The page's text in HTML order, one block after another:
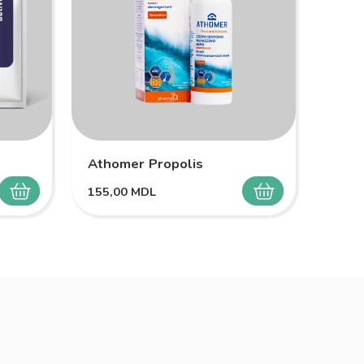
SELECTEAZĂ SELECTEAZĂ
Athomer Propolis
155,00 MDL